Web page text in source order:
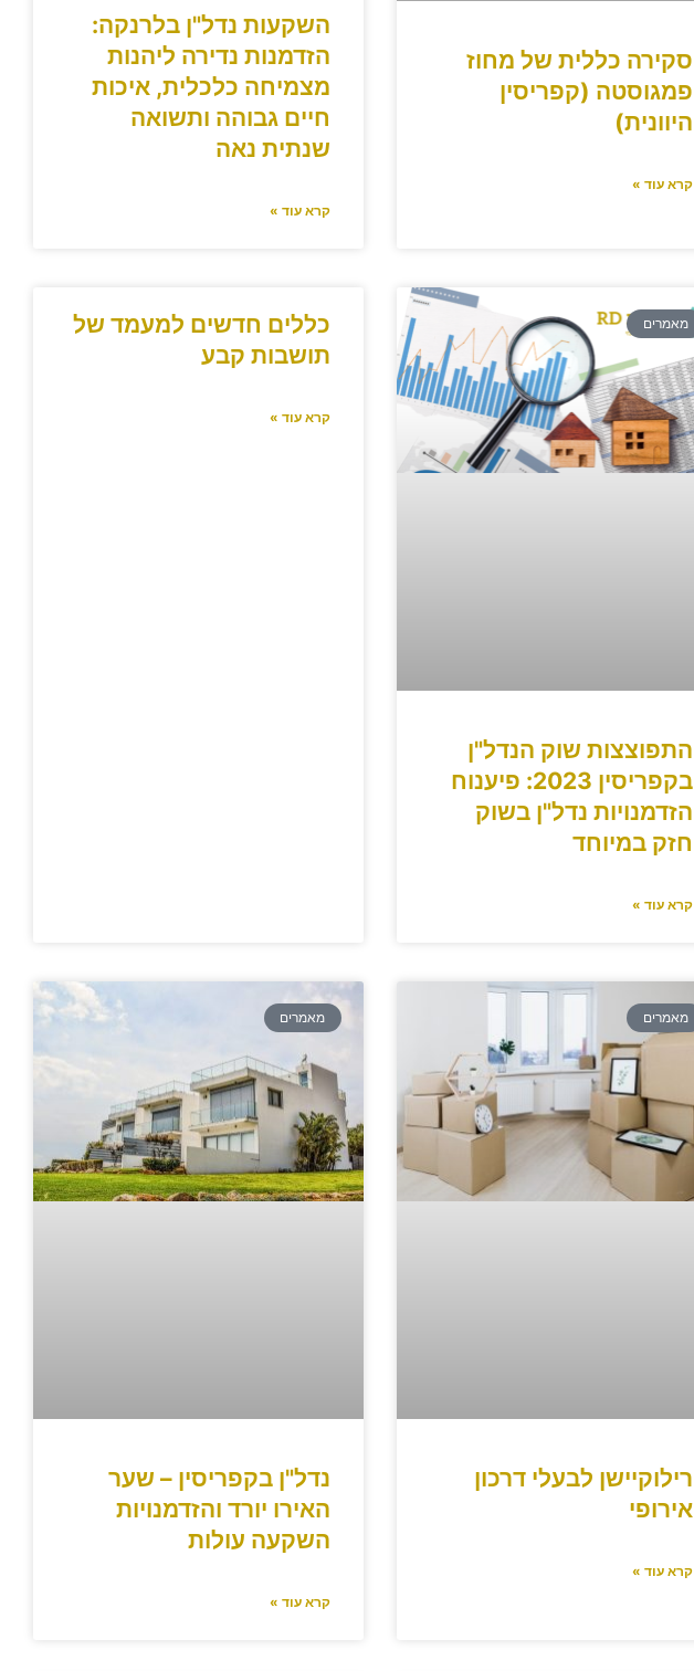
סקירה כללית של מחוז
פמגוסטה (קפריסין
היוונית)
קרא עוד »
השקעות נדל"ן בלרנקה:
הזדמנות נדירה ליהנות
מצמיחה כלכלית, איכות
חיים גבוהה ותשואה
שנתית נאה
קרא עוד »
מאמרים
התפוצצות שוק הנדל"ן
בקפריסין 2023: פיענוח
הזדמנויות נדל"ן בשוק
חזק במיוחד
קרא עוד »
כללים חדשים למעמד של
תושבות קבע
קרא עוד »
מאמרים
רילוקיישן לבעלי דרכון
אירופי
קרא עוד »
מאמרים
נדל"ן בקפריסין – שער
האירו יורד והזדמנויות
השקעה עולות
קרא עוד »